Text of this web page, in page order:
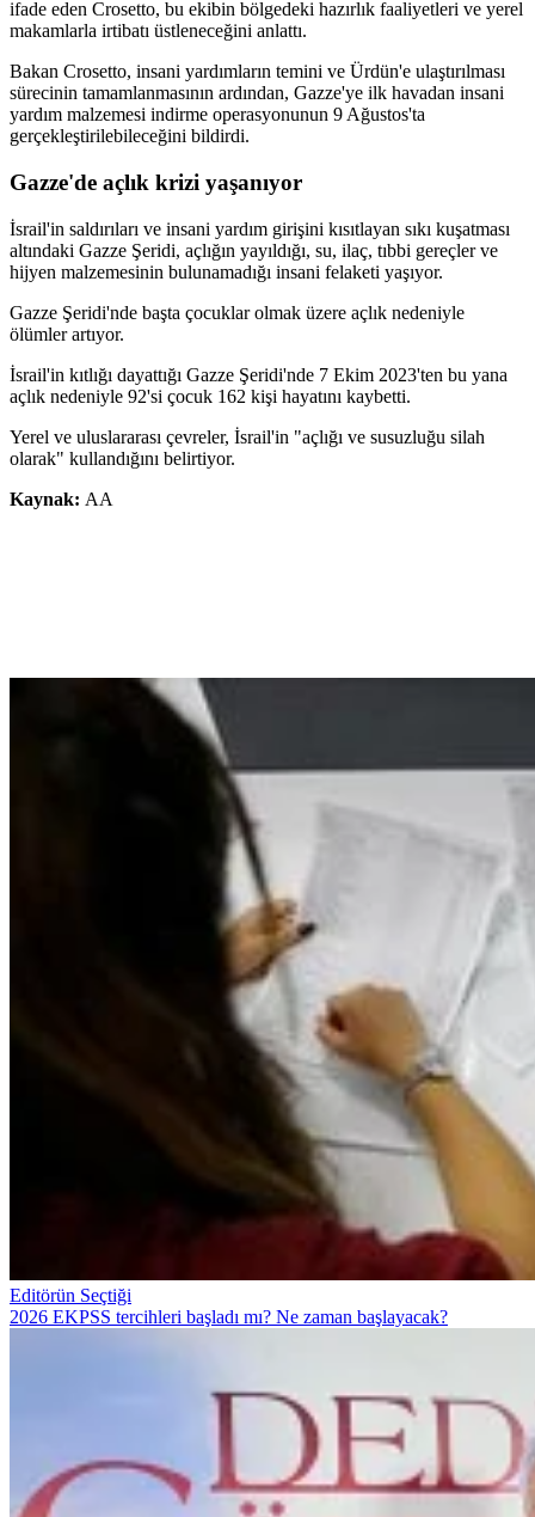
ifade eden Crosetto, bu ekibin bölgedeki hazırlık faaliyetleri ve yerel
makamlarla irtibatı üstleneceğini anlattı.
Bakan Crosetto, insani yardımların temini ve Ürdün'e ulaştırılması
sürecinin tamamlanmasının ardından, Gazze'ye ilk havadan insani
yardım malzemesi indirme operasyonunun 9 Ağustos'ta
gerçekleştirilebileceğini bildirdi.
Gazze'de açlık krizi yaşanıyor
İsrail'in saldırıları ve insani yardım girişini kısıtlayan sıkı kuşatması
altındaki Gazze Şeridi, açlığın yayıldığı, su, ilaç, tıbbi gereçler ve
hijyen malzemesinin bulunamadığı insani felaketi yaşıyor.
Gazze Şeridi'nde başta çocuklar olmak üzere açlık nedeniyle
ölümler artıyor.
İsrail'in kıtlığı dayattığı Gazze Şeridi'nde 7 Ekim 2023'ten bu yana
açlık nedeniyle 92'si çocuk 162 kişi hayatını kaybetti.
Yerel ve uluslararası çevreler, İsrail'in "açlığı ve susuzluğu silah
olarak" kullandığını belirtiyor.
Kaynak: AA
Editörün Seçtiği
2026 EKPSS tercihleri başladı mı? Ne zaman başlayacak?